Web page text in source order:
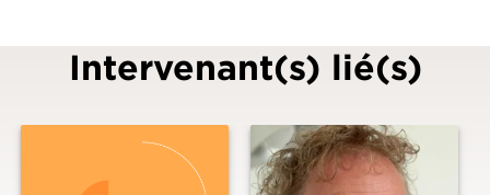
Intervenant(s) lié(s)